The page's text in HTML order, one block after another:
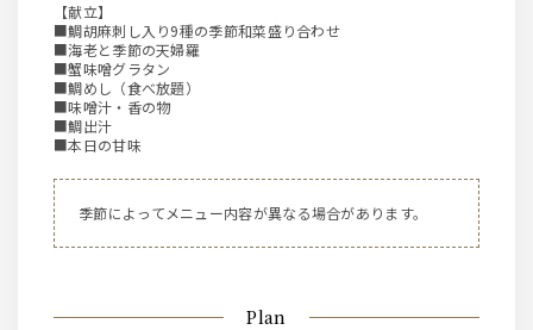
【献立】
■鯛胡麻刺し入り9種の季節和菜盛り合わせ
■海老と季節の天婦羅
■蟹味噌グラタン
■鯛めし（食べ放題）
■味噌汁・香の物
■鯛出汁
■本日の甘味
季節によってメニュー内容が異なる場合があります。
Plan